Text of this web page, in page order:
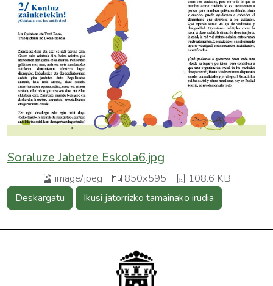
Soraluze Jabetze Eskola6.jpg
image/jpeg 850x595 108.6 KB
Deskargatu Ikusi jatorrizko tamainako irudia